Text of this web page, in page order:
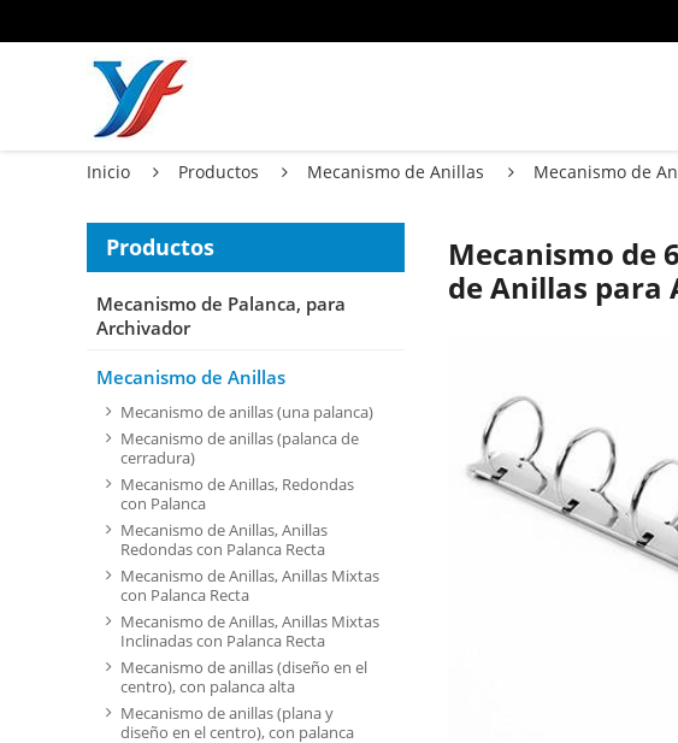
Inicio Productos Mecanismo de Anillas Mecanismo de
Mecanismo de
de Anillas para
Productos
Mecanismo de Palanca, para
Archivador
Mecanismo de Anillas
Mecanismo de anillas (una palanca)
Mecanismo de anillas (palanca de
cerradura)
Mecanismo de Anillas, Redondas
con Palanca
Mecanismo de Anillas, Anillas
Redondas con Palanca Recta
Mecanismo de Anillas, Anillas Mixtas
con Palanca Recta
Mecanismo de Anillas, Anillas Mixtas
Inclinadas con Palanca Recta
Mecanismo de anillas (diseño en el
centro), con palanca alta
Mecanismo de anillas (plana y
diseño en el centro), con palanca